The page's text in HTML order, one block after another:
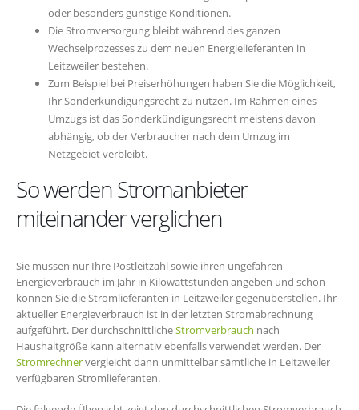
oder besonders günstige Konditionen.
Die Stromversorgung bleibt während des ganzen
Wechselprozesses zu dem neuen Energielieferanten in
Leitzweiler bestehen.
Zum Beispiel bei Preiserhöhungen haben Sie die Möglichkeit,
Ihr Sonderkündigungsrecht zu nutzen. Im Rahmen eines
Umzugs ist das Sonderkündigungsrecht meistens davon
abhängig, ob der Verbraucher nach dem Umzug im
Netzgebiet verbleibt.
So werden Stromanbieter
miteinander verglichen
Sie müssen nur Ihre Postleitzahl sowie ihren ungefähren
Energieverbrauch im Jahr in Kilowattstunden angeben und schon
können Sie die Stromlieferanten in Leitzweiler gegenüberstellen. Ihr
aktueller Energieverbrauch ist in der letzten Stromabrechnung
aufgeführt. Der durchschnittlicheStromverbrauch nach
Haushaltgröße kann alternativ ebenfalls verwendet werden. Der
Stromrechnervergleicht dann unmittelbar sämtliche in Leitzweiler
verfügbaren Stromlieferanten.